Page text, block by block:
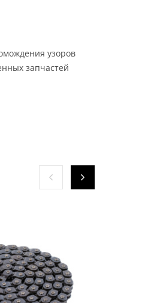
узоров
запчастей